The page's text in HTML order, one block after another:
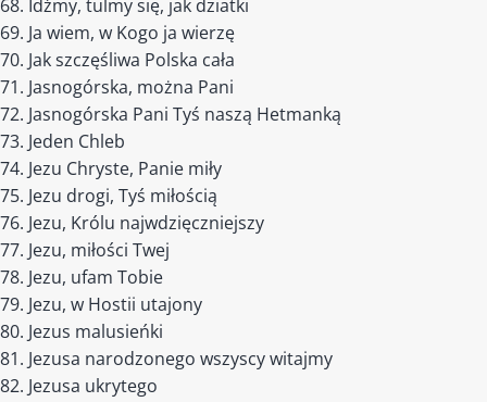
Idźmy, tulmy się, jak dziatki
Ja wiem, w Kogo ja wierzę
Jak szczęśliwa Polska cała
Jasnogórska, można Pani
Jasnogórska Pani Tyś naszą Hetmanką
Jeden Chleb
Jezu Chryste, Panie miły
Jezu drogi, Tyś miłością
Jezu, Królu najwdzięczniejszy
Jezu, miłości Twej
Jezu, ufam Tobie
Jezu, w Hostii utajony
Jezus malusieńki
Jezusa narodzonego wszyscy witajmy
Jezusa ukrytego